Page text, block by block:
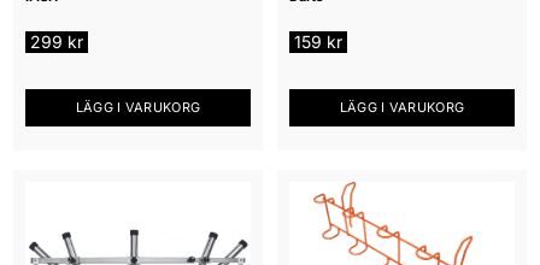
299 kr
LÄGG I VARUKORG
159 kr
LÄGG I VARUKORG